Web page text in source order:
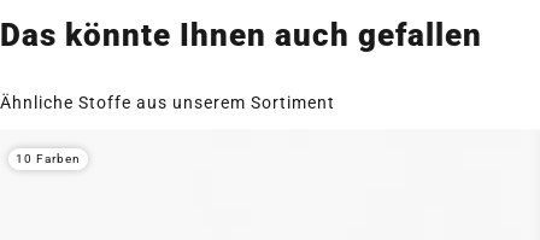
Das könnte Ihnen auch gefallen
Ähnliche Stoffe aus unserem Sortiment
10 Farben